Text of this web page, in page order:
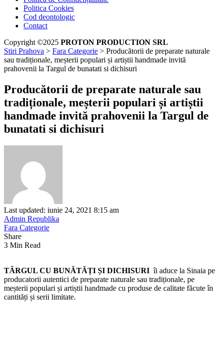
Politica Cookies
Cod deontologic
Contact
Copyright ©2025 PROTON PRODUCTION SRL
Stiri Prahova > Fara Categorie > Producătorii de preparate naturale
sau tradiționale, meșterii populari și artiștii handmade invită
prahovenii la Targul de bunatati si dichisuri
Producătorii de preparate naturale sau
tradiționale, meșterii populari și artiștii
handmade invită prahovenii la Targul de
bunatati si dichisuri
Last updated: iunie 24, 2021 8:15 am
Admin Republika
Fara Categorie
Share
3 Min Read
TÂRGUL CU BUNĂTĂȚI ȘI DICHISURI îi aduce la Sinaia pe
producatorii autentici de preparate naturale sau tradiționale, pe
meșterii populari și artiștii handmade cu produse de calitate făcute în
cantități și serii limitate.